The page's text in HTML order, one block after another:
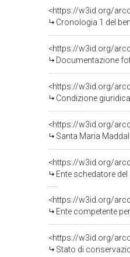
<https://w3id.org/
Cronologia 1 del
Documentazione
Condizione
<https://w3id.org/
Santa Maria
<https://w3id.org/
Ente schedatore
<https://w3id.org/
Ente competente per tutela
<https://w3id.org/
Stato di